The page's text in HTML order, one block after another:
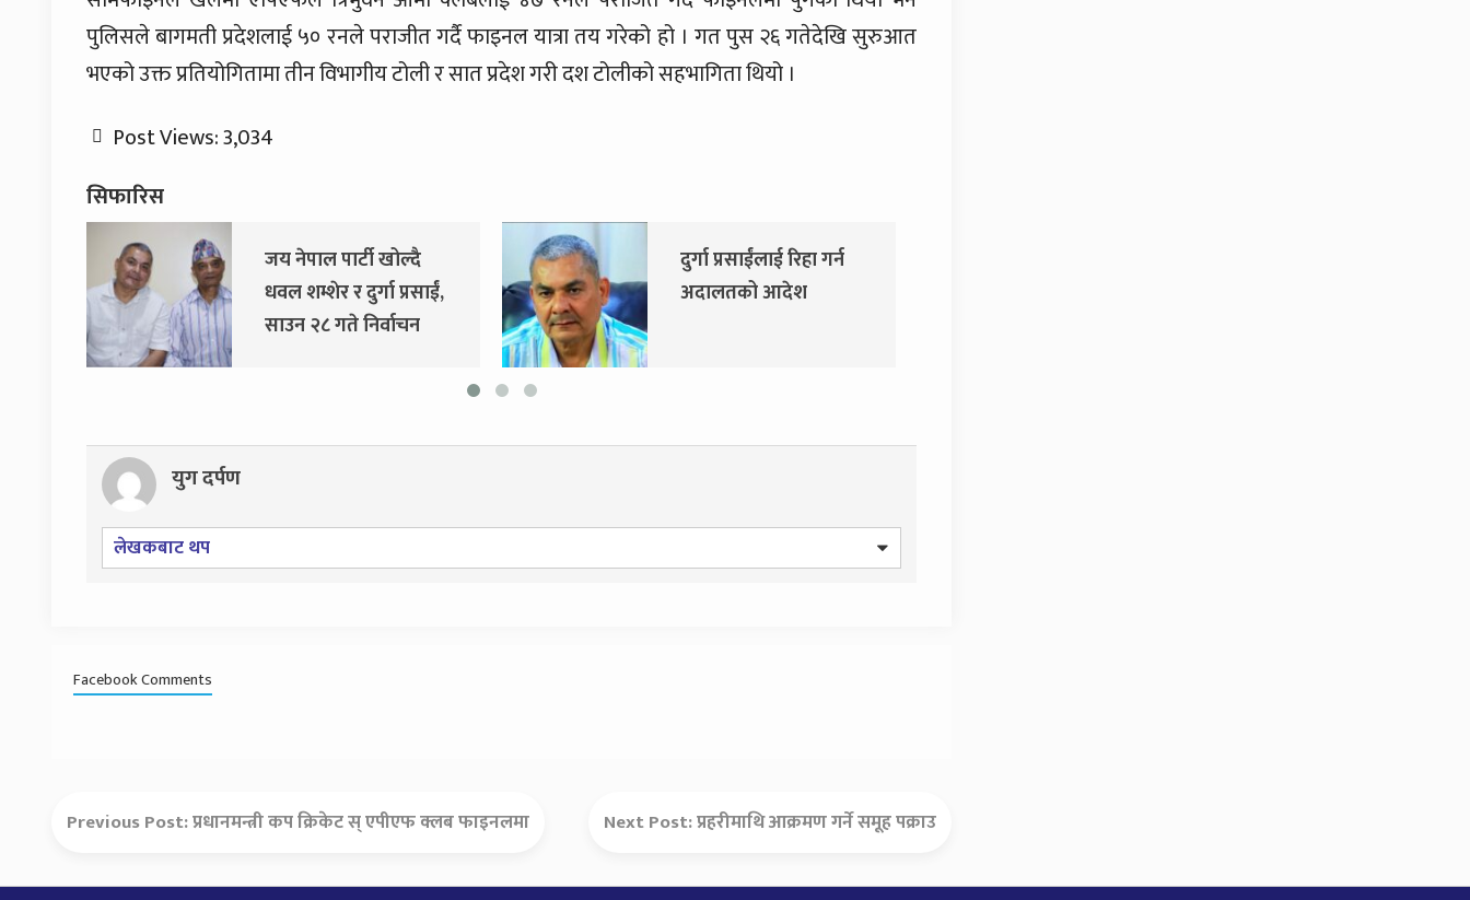
पुलिसले बागमती प्रदेशलाई ५० रनले पराजीत गर्दै फाइनल यात्रा तय गरेको हो । गत पुस २६ गतेदेखि सुरुआत
भएको उक्त प्रतियोगितामा तीन विभागीय टोली र सात प्रदेश गरी दश टोलीको सहभागिता थियो ।
Post Views:3,034
सिफारिस
दुर्गा प्रसाईंलाई रिहा गर्न
अदालतको आदेश
एमाले र नेकपाबीच प्रदेश
सरकारमा सहकार्य गर्ने
युग दर्पण
लेखकबाट थप
Facebook Comments
Previous Post:प्रधानमन्त्री कप क्रिकेट स् एपीएफ क्लब फाइनलमा Next Post:प्रहरीमाथि आक्रमण गर्ने समूह पक्राउ